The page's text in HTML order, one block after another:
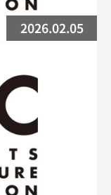
2026.02.05
しました